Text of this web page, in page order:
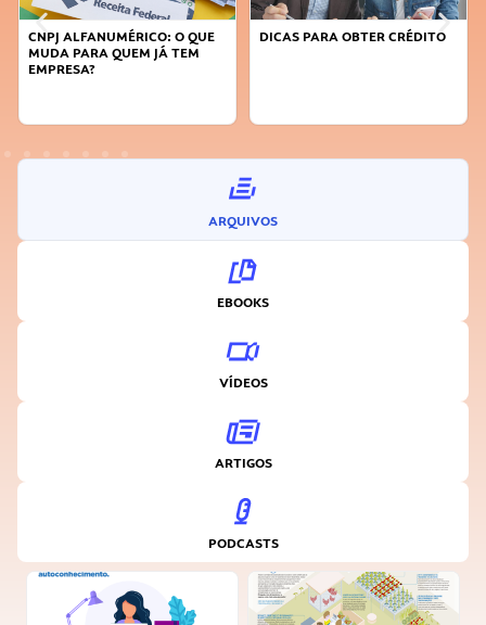
O QUE
TEM
DICAS PARA OBTER CRÉDITO
FAÇA A DIFERENÇA:
ARQUIVOS
EBOOKS
VÍDEOS
ARTIGOS
PODCASTS